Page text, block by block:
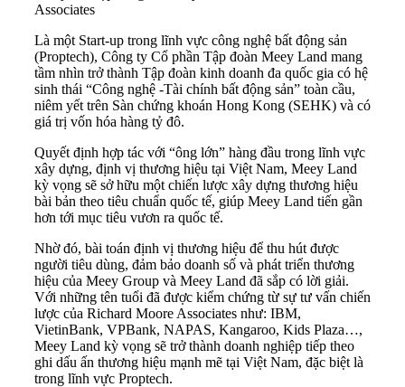
Associates
Là một Start-up trong lĩnh vực công nghệ bất động sản
(Proptech), Công ty Cổ phần Tập đoàn Meey Land mang
tầm nhìn trở thành Tập đoàn kinh doanh đa quốc gia có hệ
sinh thái “Công nghệ -Tài chính bất động sản” toàn cầu,
niêm yết trên Sàn chứng khoán Hong Kong (SEHK) và có
giá trị vốn hóa hàng tỷ đô.
Quyết định hợp tác với “ông lớn” hàng đầu trong lĩnh vực
xây dựng, định vị thương hiệu tại Việt Nam, Meey Land
kỳ vọng sẽ sở hữu một chiến lược xây dựng thương hiệu
bài bản theo tiêu chuẩn quốc tế, giúp Meey Land tiến gần
hơn tới mục tiêu vươn ra quốc tế.
Nhờ đó, bài toán định vị thương hiệu để thu hút được
người tiêu dùng, đảm bảo doanh số và phát triển thương
hiệu của Meey Group và Meey Land đã sắp có lời giải.
Với những tên tuổi đã được kiểm chứng từ sự tư vấn chiến
lược của Richard Moore Associates như: IBM,
VietinBank, VPBank, NAPAS, Kangaroo, Kids Plaza…,
Meey Land kỳ vọng sẽ trở thành doanh nghiệp tiếp theo
ghi dấu ấn thương hiệu mạnh mẽ tại Việt Nam, đặc biệt là
trong lĩnh vực Proptech.